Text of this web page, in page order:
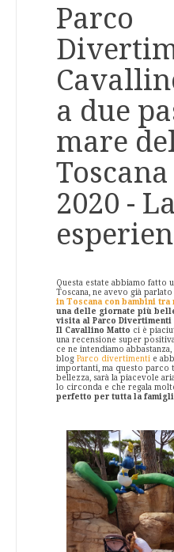
Parco
a due
mare
2020 -
Questa estate abbiamo fatto
Toscana, ne avevo già
in Toscana con bambini
una delle giornate più
visita al Parco Divertimenti
Il Cavallino Matto ci è
una recensione super
ce ne intendiamo
blog Parco divertimenti e
importanti, ma questo parco
bellezza, sarà la piacevole
lo circonda e che regala
perfetto per tutta la